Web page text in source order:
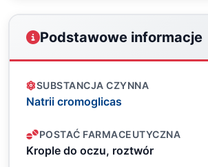
Podstawowe informacje
SUBSTANCJA CZYNNA
Natrii cromoglicas
POSTAĆ FARMACEUTYCZNA
Krople do oczu, roztwór